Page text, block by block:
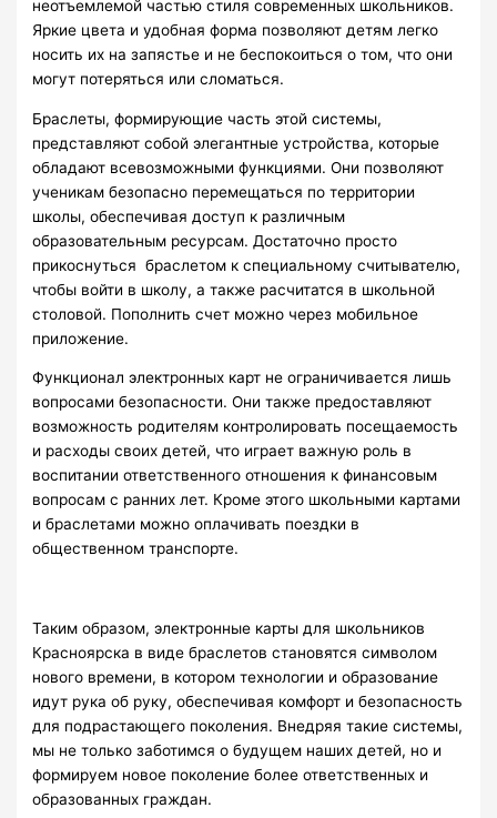
неотъемлемой частью стиля современных школьников.
Яркие цвета и удобная форма позволяют детям легко
носить их на запястье и не беспокоиться о том, что они
могут потеряться или сломаться.
Браслеты, формирующие часть этой системы,
представляют собой элегантные устройства, которые
обладают всевозможными функциями. Они позволяют
ученикам безопасно перемещаться по территории
школы, обеспечивая доступ к различным
образовательным ресурсам. Достаточно просто
прикоснуться браслетом к специальному считывателю,
чтобы войти в школу, а также расчитатся в школьной
столовой. Пополнить счет можно через мобильное
приложение.
Функционал электронных карт не ограничивается лишь
вопросами безопасности. Они также предоставляют
возможность родителям контролировать посещаемость
и расходы своих детей, что играет важную роль в
воспитании ответственного отношения к финансовым
вопросам с ранних лет. Кроме этого школьными картами
и браслетами можно оплачивать поездки в
общественном транспорте.
Таким образом, электронные карты для школьников
Красноярска в виде браслетов становятся символом
нового времени, в котором технологии и образование
идут рука об руку, обеспечивая комфорт и безопасность
для подрастающего поколения. Внедряя такие системы,
мы не только заботимся о будущем наших детей, но и
формируем новое поколение более ответственных и
образованных граждан.